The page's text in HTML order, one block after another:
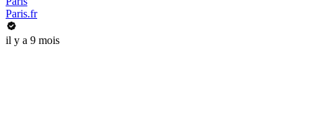
Paris.fr
il y a 9 mois